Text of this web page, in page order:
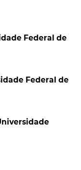
Federal de
Federal de